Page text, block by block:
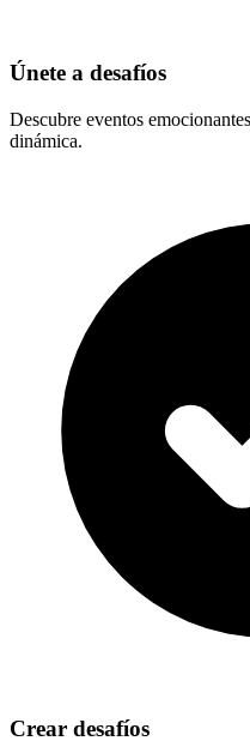
Únete a desafíos
Descubre eventos
dinámica.
Crear desafíos